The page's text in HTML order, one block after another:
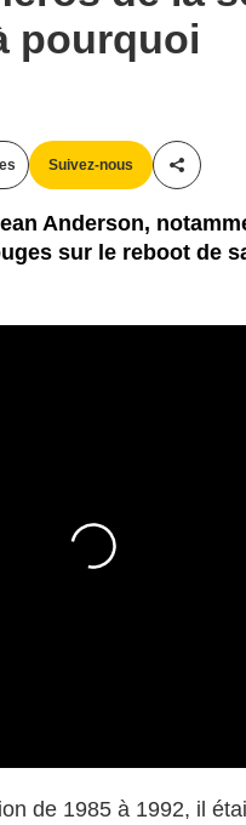
pourquoi
Suivez-nous
Anderson,
sur le reboot de
de 1985 à 1992, il